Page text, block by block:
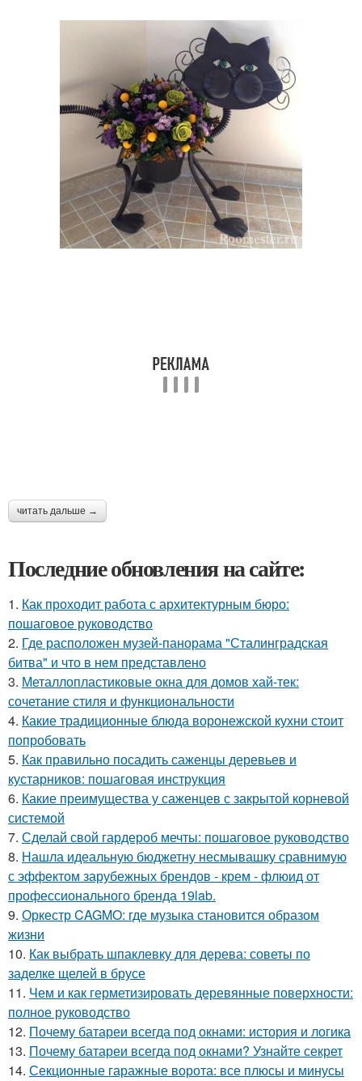
читать дальше →
Последние обновления на сайте:
1. Как проходит работа с архитектурным бюро:
пошаговое руководство
2. Где расположен музей-панорама "Сталинградская
битва" и что в нем представлено
3. Металлопластиковые окна для домов хай-тек:
сочетание стиля и функциональности
4. Какие традиционные блюда воронежской кухни стоит
попробовать
5. Как правильно посадить саженцы деревьев и
кустарников: пошаговая инструкция
6. Какие преимущества у саженцев с закрытой корневой
системой
7. Сделай свой гардероб мечты: пошаговое руководство
8. Нашла идеальную бюджетну несмывашку сравнимую
с эффектом зарубежных брендов - крем - флюид от
профессионального бренда 19lab.
9. Оркестр CAGMO: где музыка становится образом
жизни
10. Как выбрать шпаклевку для дерева: советы по
заделке щелей в брусе
11. Чем и как герметизировать деревянные поверхности:
полное руководство
12. Почему батареи всегда под окнами: история и логика
13. Почему батареи всегда под окнами? Узнайте секрет
14. Секционные гаражные ворота: все плюсы и минусы